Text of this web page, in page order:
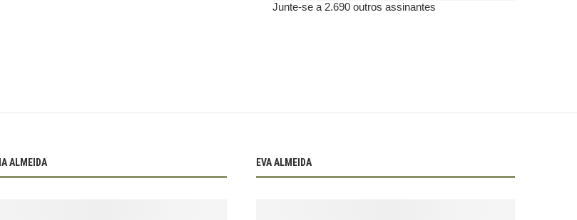
Junte-se a 2.690 outros assinantes
ALMEIDA EVA ALMEIDA